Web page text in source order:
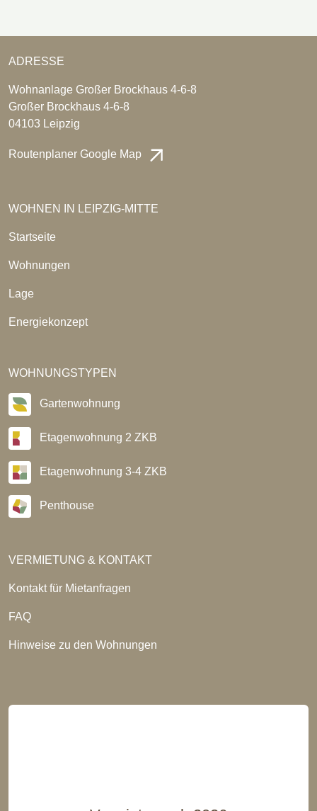
ADRESSE
Wohnanlage Großer Brockhaus 4-6-8
Großer Brockhaus 4-6-8
04103 Leipzig
Routenplaner Google Map
WOHNEN IN LEIPZIG-MITTE
Startseite
Wohnungen
Lage
Energiekonzept
WOHNUNGSTYPEN
Gartenwohnung
Etagenwohnung 2 ZKB
Etagenwohnung 3-4 ZKB
Penthouse
VERMIETUNG & KONTAKT
Kontakt für Mietanfragen
FAQ
Hinweise zu den Wohnungen